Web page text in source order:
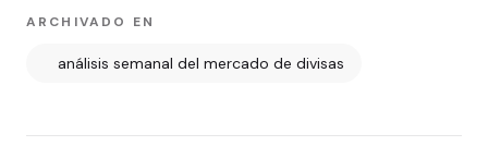
ARCHIVADO EN
análisis semanal del mercado de divisas